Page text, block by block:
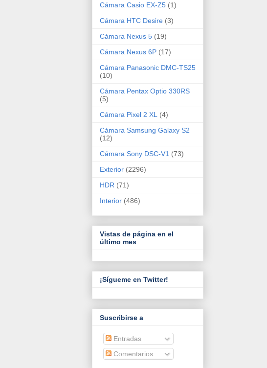
Cámara Casio EX-Z5 (1)
Cámara HTC Desire (3)
Cámara Nexus 5 (19)
Cámara Nexus 6P (17)
Cámara Panasonic DMC-TS25
(10)
Cámara Pentax Optio 330RS
(5)
Cámara Pixel 2 XL
(4)
Cámara Samsung Galaxy S2
(12)
Cámara Sony DSC-V1 (73)
Exterior (2296)
HDR (71)
Interior (486)
Vistas de página en el
último mes
¡Sígueme en Twitter!
Suscribirse a
Entradas
Comentarios